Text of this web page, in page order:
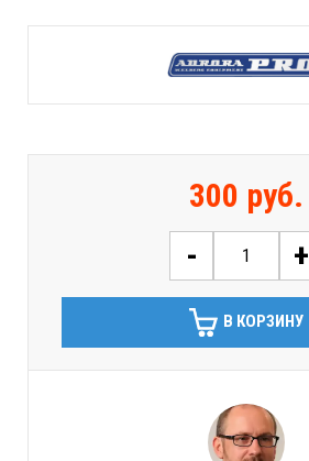
300 руб.
-
+
В КОРЗИНУ